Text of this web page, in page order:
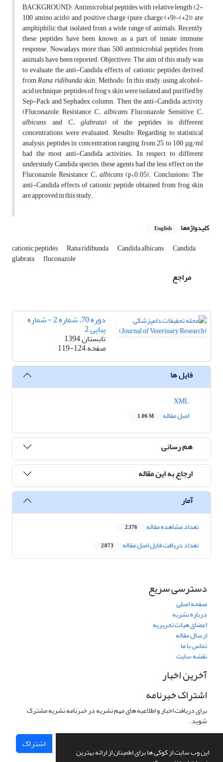
این وب سایت از کوکی ها برای اطمینان از ارائه بهترین
BACKGROUND:Antimicrobial peptides with relative length (2-
100 amino acids) and positive charge (pure charge (+9)-(+2)) are
amphiphilic that isolated from a wide range of animals. Recently,
these peptides have been known as a part of innate immune
response. Nowadays, more than 500 antimicrobial peptides from
animals have been reported.Objectives:The aim of this study was
to evaluate the anti-Candida effects of cationic peptides derived
fromRana ridibundaskin.Methods:In this study, using alcohol-
acid technique, peptides of frog’s skin were isolated and purified by
Sep-Pack and Sephadex column. Then the anti-Candida activity
(Fluconazole Resistance C. albicans, Fluconazole Sensitive C.
albicans, and C. glabrata) of the peptides in different
concentrations were evaluated. Results: Regarding to statistical
analysis, peptides in concentration ranging from 25 to 100 µg/ml
had the most anti-Candida activities. In respect to different
understudy Candida species, these agents had the less effect on the
Fluconazole Resistance C. albicans(p<0.05). Conclusions: The
anti-Candida effects of cationic peptide obtained from frog skin
are approved in this study.
کلیدواژه‌ها English
cationic peptides Rana ridibunda Candida albicans Candida
glabrata fluconazole
مراجع
دوره 70، شماره 2 - شماره
پیاپی 2
تابستان 1394
صفحه119-124
فایل ها
اصل مقاله
1.06 M
هم رسانی
ارجاع به این مقاله
آمار
تعداد مشاهده مقاله 2,376
تعداد دریافت فایل اصل مقاله 2,073
دسترسی سریع
صفحه اصلی
درباره نشریه
اعضای هیات تحریریه
ارسال مقاله
تماس با ما
نقشه سایت
آخرین اخبار
اشتراک خبرنامه
برای دریافت اخبار و اطلاعیه های مهم نشریه در خبرنامه نشریه مشترک
شوید.
اشتراک